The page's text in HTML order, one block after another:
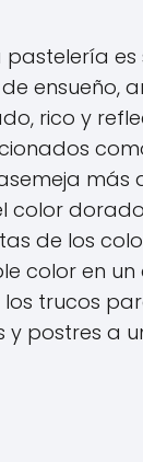
ensueño,
rico y
color
de los
color en
trucos
postres a